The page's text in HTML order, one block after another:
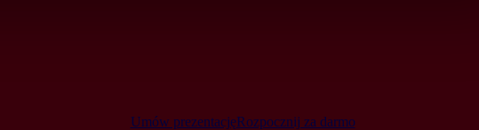
Umów prezentacjęRozpocznij za darmo